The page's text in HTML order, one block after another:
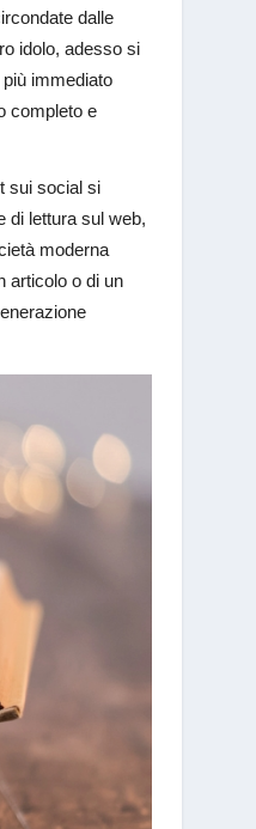
dalle
idolo, adesso si
immediato
completo e
sui social si
di lettura sul web,
moderna
articolo o di un